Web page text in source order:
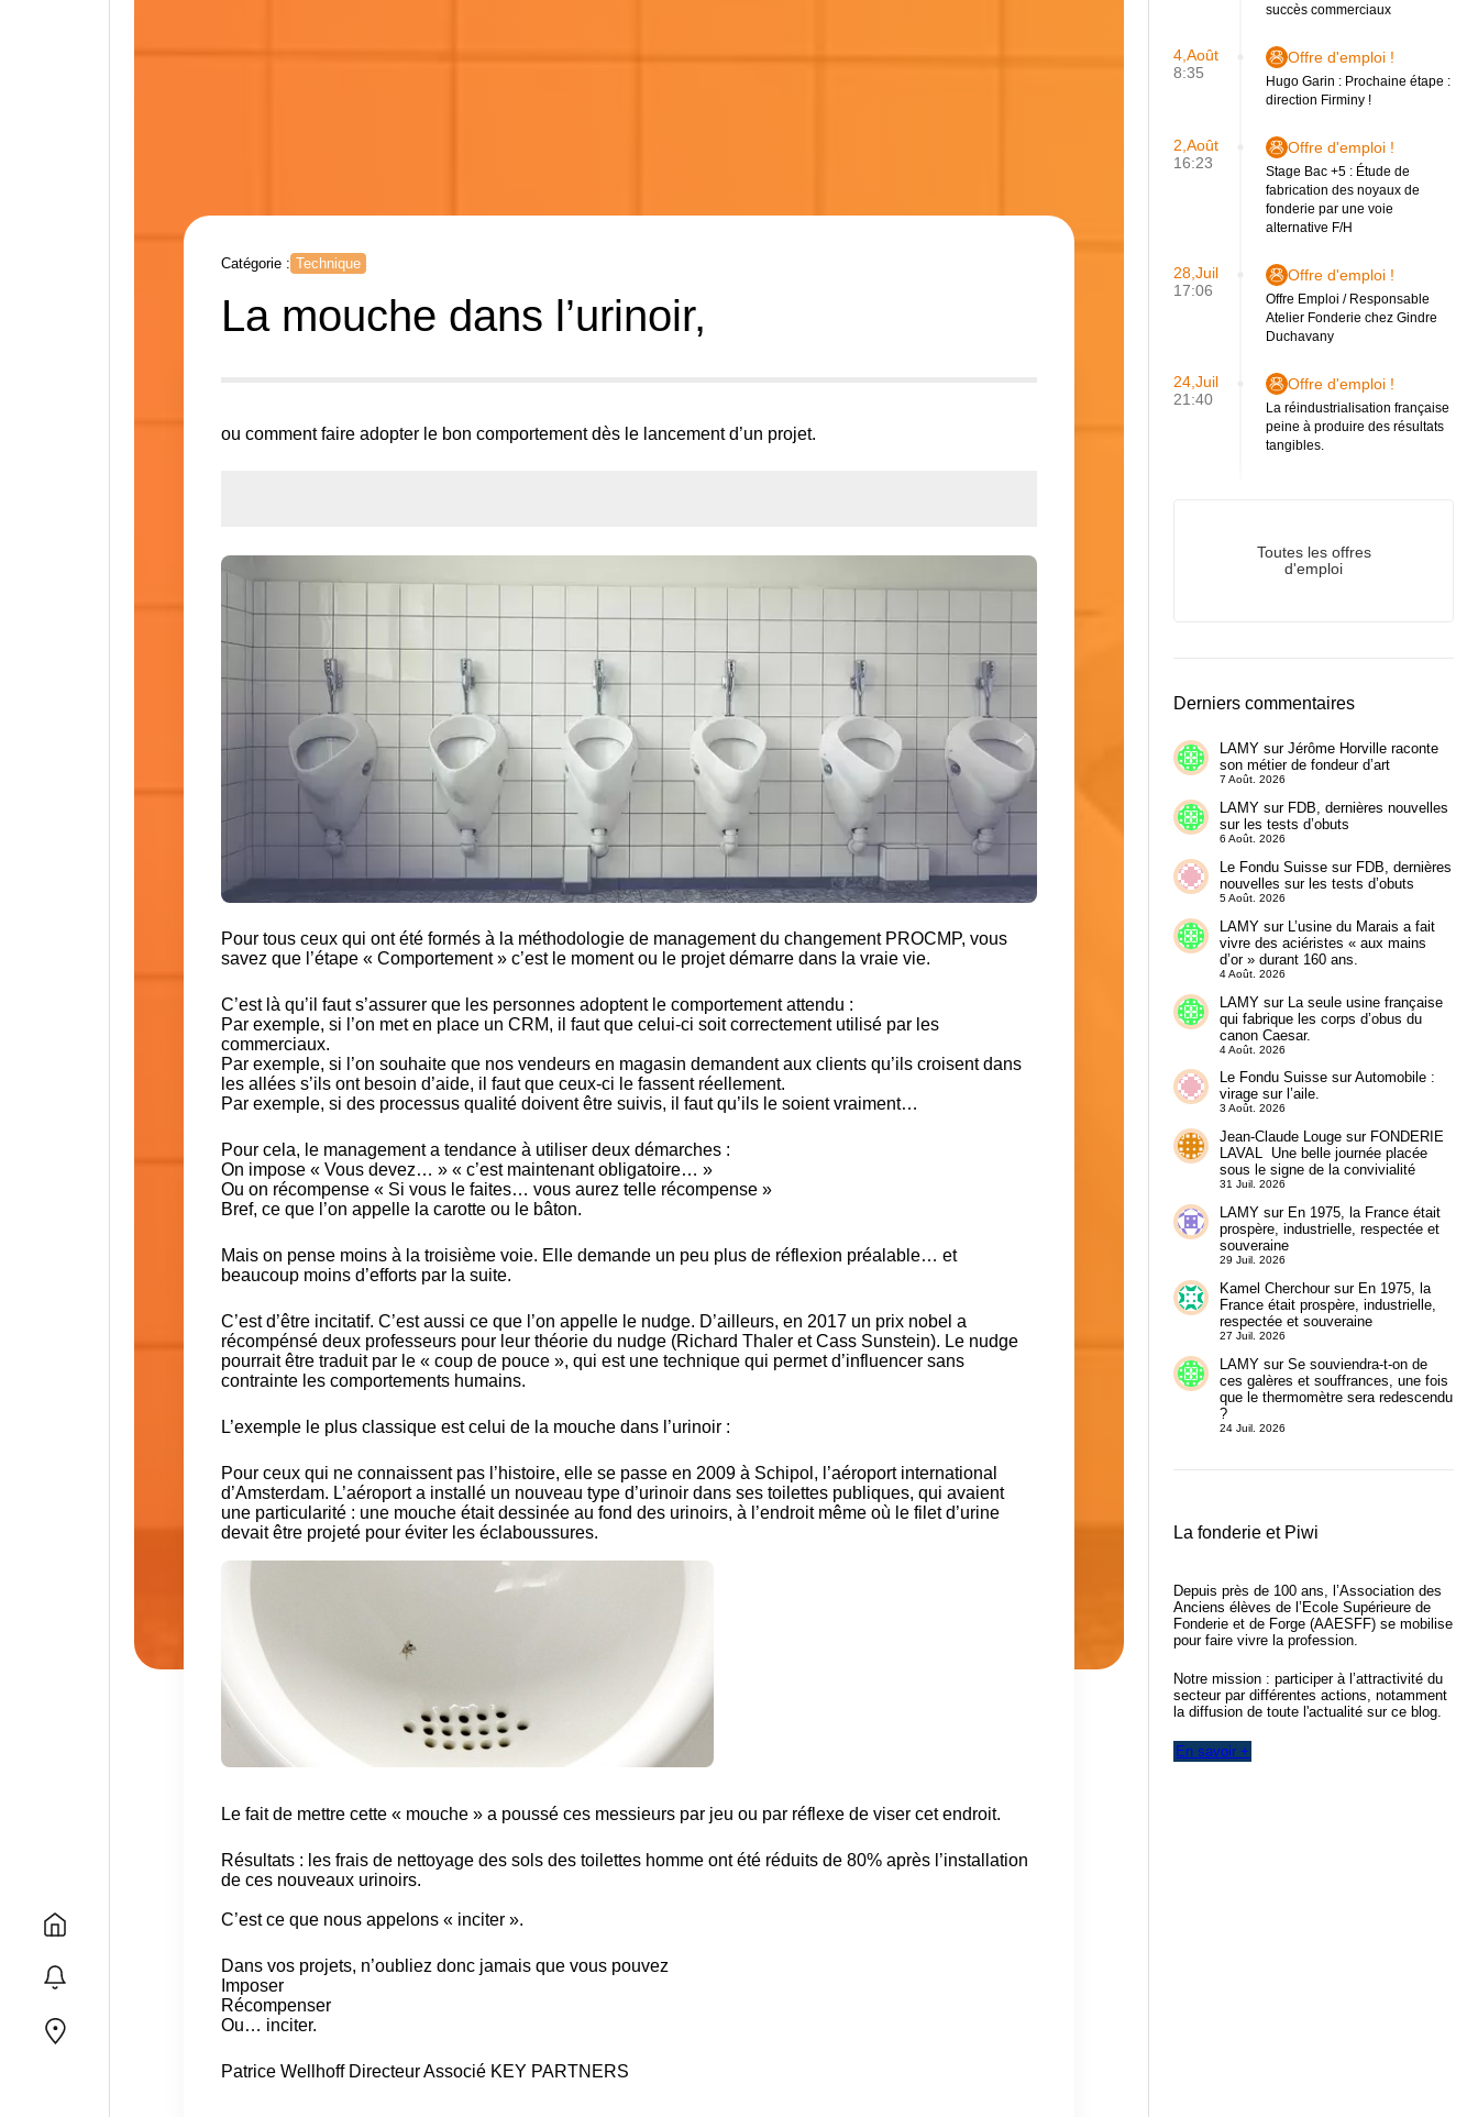
Catégorie : Technique
La mouche dans l’urinoir,
​ou comment faire adopter le bon comportement dès le lancement d’un projet.
Pour tous ceux qui ont été formés à la méthodologie de management du changement PROCMP, vous
savez que l’étape « Comportement » c’est le moment ou le projet démarre dans la vraie vie.
C’est là qu’il faut s’assurer que les personnes adoptent le comportement attendu :
Par exemple, si l’on met en place un CRM, il faut que celui-ci soit correctement utilisé par les
commerciaux.
Par exemple, si l’on souhaite que nos vendeurs en magasin demandent aux clients qu’ils croisent dans
les allées s’ils ont besoin d’aide, il faut que ceux-ci le fassent réellement.
Par exemple, si des processus qualité doivent être suivis, il faut qu’ils le soient vraiment…
Pour cela, le management a tendance à utiliser deux démarches :
On impose « Vous devez… » « c’est maintenant obligatoire… »
Ou on récompense « Si vous le faites… vous aurez telle récompense »
Bref, ce que l’on appelle la carotte ou le bâton.
Mais on pense moins à la troisième voie. Elle demande un peu plus de réflexion préalable… et
beaucoup moins d’efforts par la suite.
C’est d’être incitatif. C’est aussi ce que l’on appelle le nudge. D’ailleurs, en 2017 un prix nobel a
récompénsé deux professeurs pour leur théorie du nudge (Richard Thaler et Cass Sunstein). Le nudge
pourrait être traduit par le « coup de pouce », qui est une technique qui permet d’influencer sans
contrainte les comportements humains.
L’exemple le plus classique est celui de la mouche dans l’urinoir :​​
​Pour ceux qui ne connaissent pas l’histoire, elle se passe en 2009 à Schipol, l’aéroport international
d’Amsterdam. L’aéroport a installé un nouveau type d’urinoir dans ses toilettes publiques, qui avaient
une particularité : une mouche était dessinée au fond des urinoirs, à l’endroit même où le filet d’urine
devait être projeté pour éviter les éclaboussures.
Le fait de mettre cette « mouche » a poussé ces messieurs par jeu ou par réflexe de viser cet endroit.
Résultats : les frais de nettoyage des sols des toilettes homme ont été réduits de 80% après l’installation
de ces nouveaux urinoirs.
C’est ce que nous appelons « inciter ».
Dans vos projets, n’oubliez donc jamais que vous pouvez
Imposer
Récompenser
Ou… inciter.
Patrice Wellhoff ​Directeur Associé KEY PARTNERS
succès commerciaux
4,Août
8:35
Offre d'emploi !
Hugo Garin : Prochaine étape :
direction Firminy !
2,Août
16:23
Offre d'emploi !
Stage Bac +5 : Étude de
fabrication des noyaux de
fonderie par une voie
alternative F/H
28,Juil
17:06
Offre d'emploi !
Offre Emploi / Responsable
Atelier Fonderie chez Gindre
Duchavany
24,Juil
21:40
Offre d'emploi !
La réindustrialisation française
peine à produire des résultats
tangibles.
Toutes les offres
d'emploi
Derniers commentaires
LAMYsur Jérôme Horville raconte
son métier de fondeur d’art
7 Août. 2026
LAMYsur FDB, dernières nouvelles
sur les tests d’obuts
6 Août. 2026
Le Fondu Suissesur FDB, dernières
nouvelles sur les tests d’obuts
5 Août. 2026
LAMYsur L’usine du Marais a fait
vivre des aciéristes « aux mains
d’or » durant 160 ans.
4 Août. 2026
LAMYsur La seule usine française
qui fabrique les corps d’obus du
canon Caesar.
4 Août. 2026
Le Fondu SuissesurAutomobile :
virage sur l’aile.
3 Août. 2026
Jean-Claude Lougesur FONDERIE
LAVAL Une belle journée placée
sous le signe de la convivialité
31 Juil. 2026
LAMYsur En 1975, la France était
prospère, industrielle, respectée et
souveraine
29 Juil. 2026
Kamel Cherchoursur En 1975, la
France était prospère, industrielle,
respectée et souveraine
27 Juil. 2026
LAMYsur Se souviendra-t-on de
ces galères et souffrances, une fois
que le thermomètre sera redescendu
?
24 Juil. 2026
La fonderie et Piwi
Depuis près de 100 ans, l’Association des
Anciens élèves de l’Ecole Supérieure de
Fonderie et de Forge (AAESFF) se mobilise
pour faire vivre la profession.
Notre mission : participer à l’attractivité du
secteur par différentes actions, notamment
la diffusion de toute l'actualité sur ce blog.
En savoir +